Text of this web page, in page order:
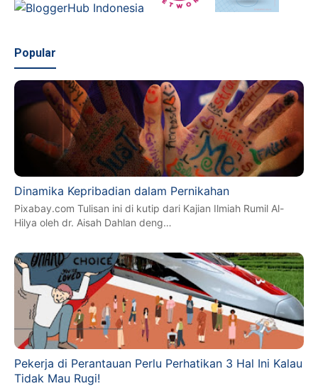
Popular
Dinamika Kepribadian dalam Pernikahan
Pixabay.com Tulisan ini di kutip dari Kajian Ilmiah Rumil Al-
Hilya oleh dr. Aisah Dahlan deng…
Pekerja di Perantauan Perlu Perhatikan 3 Hal Ini Kalau
Tidak Mau Rugi!